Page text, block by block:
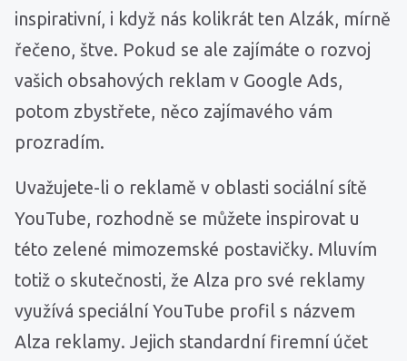
inspirativní, i když nás kolikrát ten Alzák, mírně
řečeno, štve. Pokud se ale zajímáte o rozvoj
vašich obsahových reklam v Google Ads,
potom zbystřete, něco zajímavého vám
prozradím.
Uvažujete-li o reklamě v oblasti sociální sítě
YouTube, rozhodně se můžete inspirovat u
této zelené mimozemské postavičky. Mluvím
totiž o skutečnosti, že Alza pro své reklamy
využívá speciální YouTube profil s názvem
Alza reklamy. Jejich standardní firemní účet